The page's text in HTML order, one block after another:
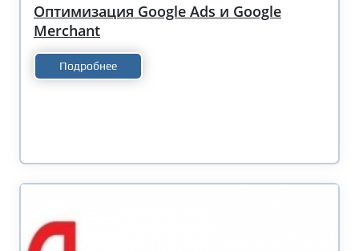
Оптимизация Google Ads и Google
Merchant
Подробнее